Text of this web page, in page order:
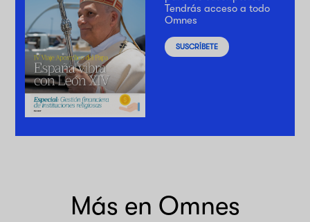
Tendrás acceso a todo
Omnes
SUSCRÍBETE
Más en Omnes